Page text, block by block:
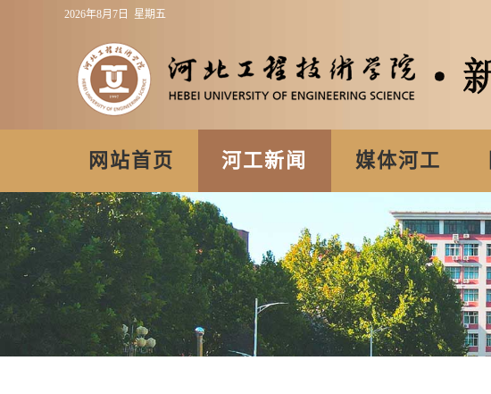
2026年8月7日 星期五
网站首页 河工新闻 媒体河工